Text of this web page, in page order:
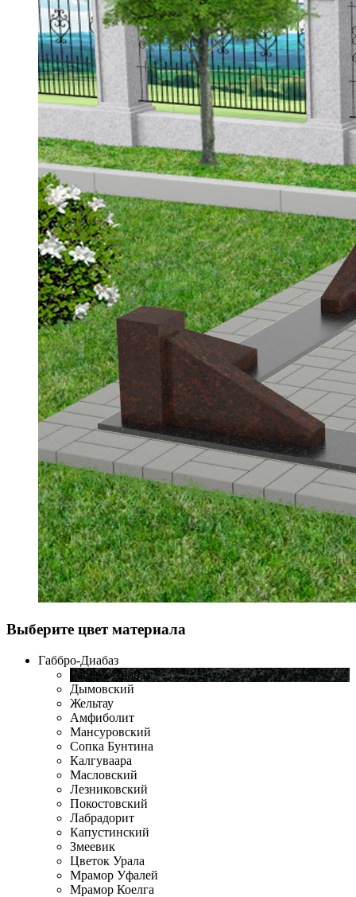
Выберите цвет материала
Габбро-Диабаз
Габбро-Диабаз
Дымовский
Жельтау
Амфиболит
Мансуровский
Сопка Бунтина
Калгуваара
Масловский
Лезниковский
Покостовский
Лабрадорит
Капустинский
Змеевик
Цветок Урала
Мрамор Уфалей
Мрамор Коелга